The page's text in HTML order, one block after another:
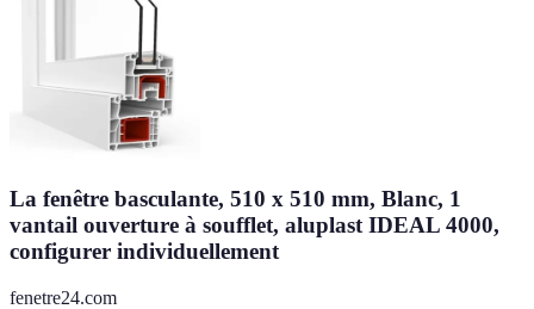
La fenêtre basculante, 510 x 510 mm, Blanc, 1
vantail ouverture à soufflet, aluplast IDEAL 4000,
configurer individuellement
fenetre24.com